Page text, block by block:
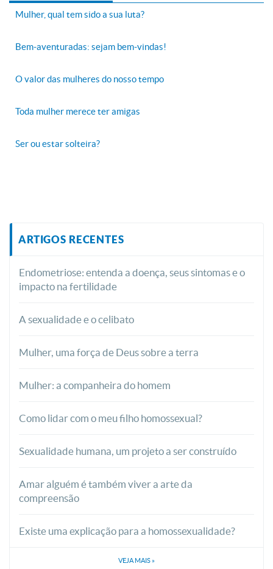
Mulher, qual tem sido a sua luta?
Bem-aventuradas: sejam bem-vindas!
O valor das mulheres do nosso tempo
Toda mulher merece ter amigas
Ser ou estar solteira?
ARTIGOS RECENTES
Endometriose: entenda a doença, seus sintomas e o
impacto na fertilidade
A sexualidade e o celibato
Mulher, uma força de Deus sobre a terra
Mulher: a companheira do homem
Como lidar com o meu filho homossexual?
Sexualidade humana, um projeto a ser construído
Amar alguém é também viver a arte da
compreensão
Existe uma explicação para a homossexualidade?
VEJA MAIS »